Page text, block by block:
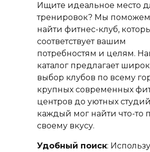
Ищите идеальное место
тренировок? Мы
найти фитнес-клуб,
соответствует вашим
потребностям и целям.
каталог предлагает
выбор клубов по всему
крупных современных
центров до уютных
каждый мог найти что-то
своему вкусу.
Удобный поиск: